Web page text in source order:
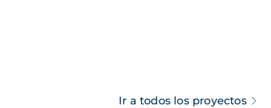
Ir a todos los proyectos